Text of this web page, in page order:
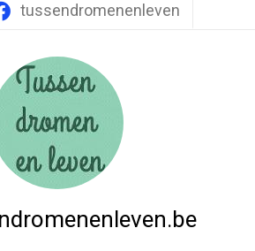
tussendromenenleven